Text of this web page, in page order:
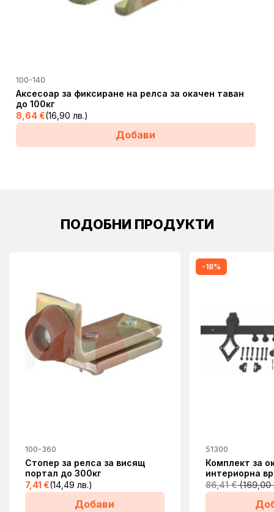
100-140
Аксесоар за фиксиране на релса за окачен таван
до 100кг
8,64€(16,90 лв.)
Добави
ПОДОБНИ ПРОДУКТИ
100-360
Стопер за релса за висящ
портал до 300кг
7,41 €(14,49 лв.)
Добави
-18%
51300
Комплект за
интериорна
86,41€